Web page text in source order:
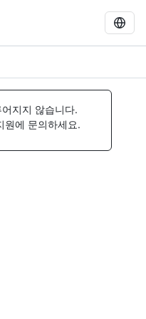
지지 않습니다.
에 문의하세요.